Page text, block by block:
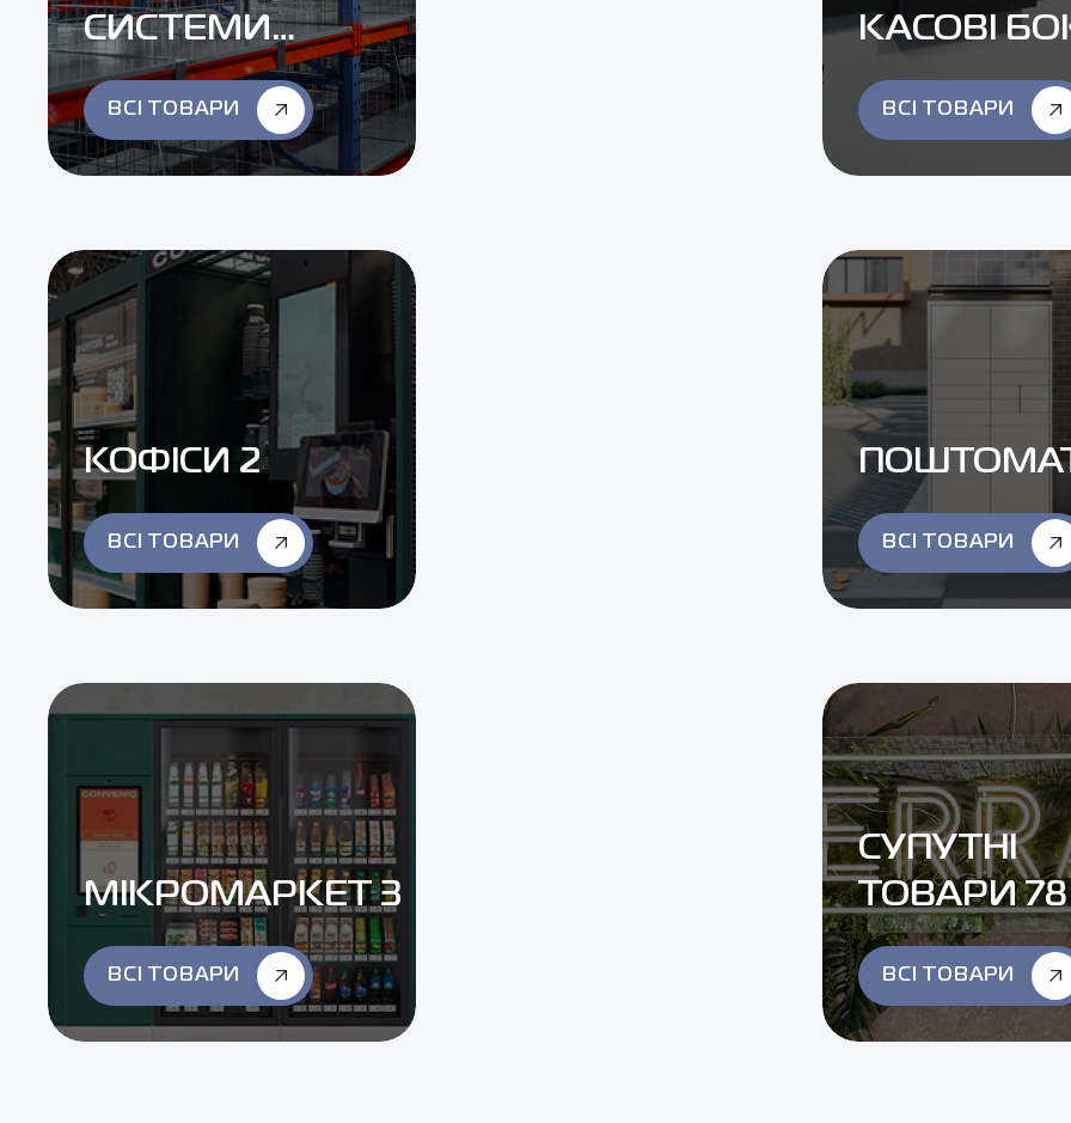
СИСТЕМИ…
ВСІ ТОВАРИ
КАСОВІ
ВСІ ТОВАРИ
КОФІСИ 2
ВСІ ТОВАРИ ВСІ ТОВАРИ
МІКРОМАРКЕТ 3
ВСІ ТОВАРИ
СУПУТНІ
ТОВАРИ 78
ВСІ ТОВАРИ